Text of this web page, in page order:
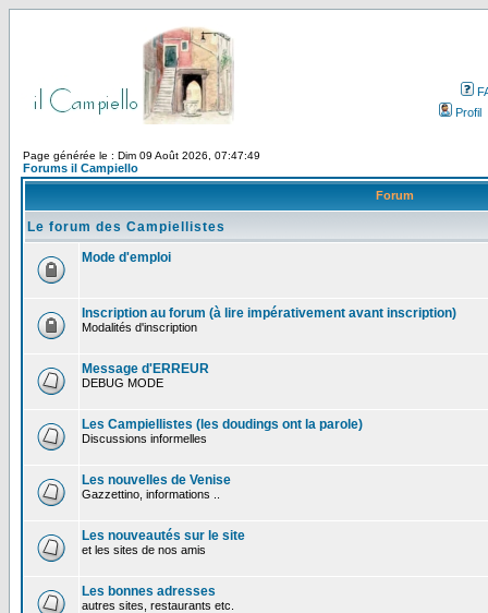
Profil
Page générée le : Dim 09 Août 2026, 07:47:49
Forums il Campiello
Forum
Le forum des Campiellistes
Mode d'emploi
Inscription au forum (à lire impérativement avant inscription)
Modalités d'inscription
Message d'ERREUR
DEBUG MODE
Les Campiellistes (les doudings ont la parole)
Discussions informelles
Les nouvelles de Venise
Gazzettino, informations ..
Les nouveautés sur le site
et les sites de nos amis
Les bonnes adresses
autres sites, restaurants etc.